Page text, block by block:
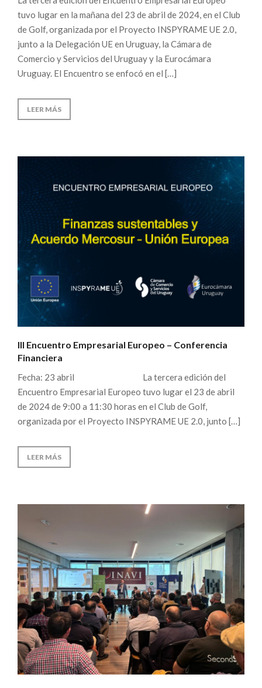
tuvo lugar en la mañana del 23 de abril de 2024, en el Club
de Golf, organizada por el Proyecto INSPYRAME UE 2.0,
junto a la Delegación UE en Uruguay, la Cámara de
Comercio y Servicios del Uruguay y la Eurocámara
Uruguay. El Encuentro se enfocó en el […]
LEER MÁS
III Encuentro Empresarial Europeo – Conferencia
Financiera
Fecha: 23 abril La tercera edición del
Encuentro Empresarial Europeo tuvo lugar el 23 de abril
de 2024 de 9:00 a 11:30 horas en el Club de Golf,
organizada por el Proyecto INSPYRAME UE 2.0, junto […]
LEER MÁS